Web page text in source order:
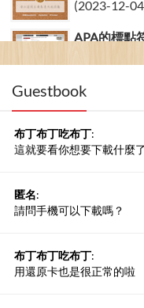
(2023-12-
APA的標點
Guestbook
布丁布丁吃布丁:
這就要看你想要下載什麼了
匿名:
請問手機可以下載嗎？
布丁布丁吃布丁:
用還原卡也是很正常的啦